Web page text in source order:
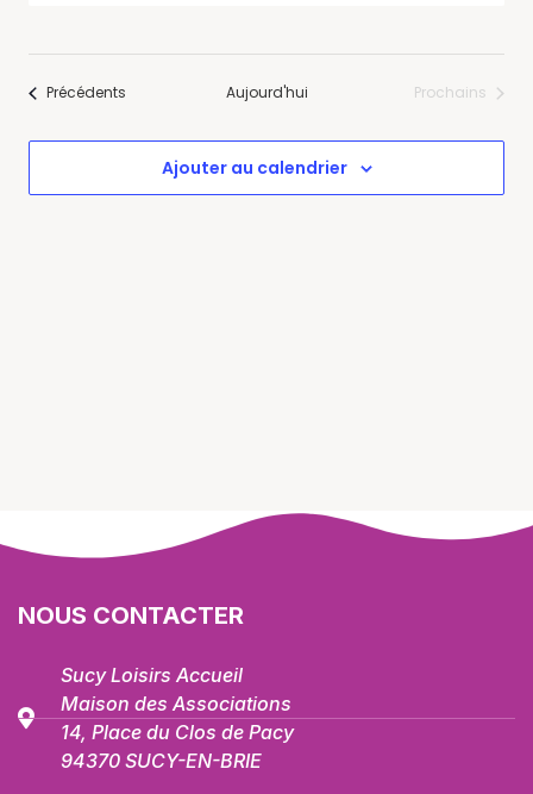
Navigation
Précédents Aujourd'hui
Prochains
Ajouter au calendrier
NOUS CONTACTER
Sucy Loisirs Accueil
Maison des Associations
14, Place du Clos de Pacy
94370 SUCY-EN-BRIE